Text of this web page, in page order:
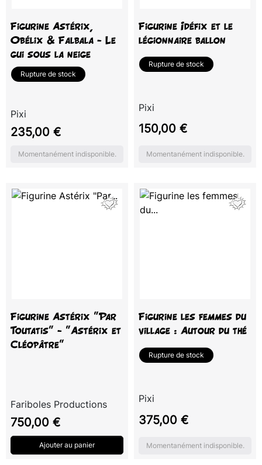
Figurine Astérix,
Obélix & Falbala - Le
gui sous la neige
Rupture de stock
Pixi
Prix
235,00 €
Momentanément indisponible.
Figurine Idéfix et le
légionnaire ballon
Rupture de stock
Pixi
Prix
150,00 €
Momentanément indisponible.
Figurine Astérix "Par
Toutatis" - "Astérix et
Cléopâtre"
Fariboles Productions
Prix
750,00 €
Ajouter au panier
Figurine les femmes du
village : Autour du thé
Rupture de stock
Pixi
Prix
375,00 €
Momentanément indisponible.